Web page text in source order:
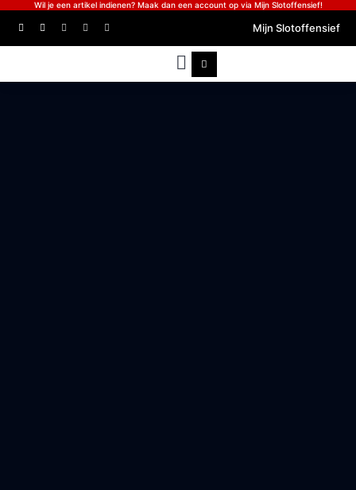
Wil je een artikel indienen? Maak dan een account op via Mijn Slotoffensief!
Mijn Slotoffensief